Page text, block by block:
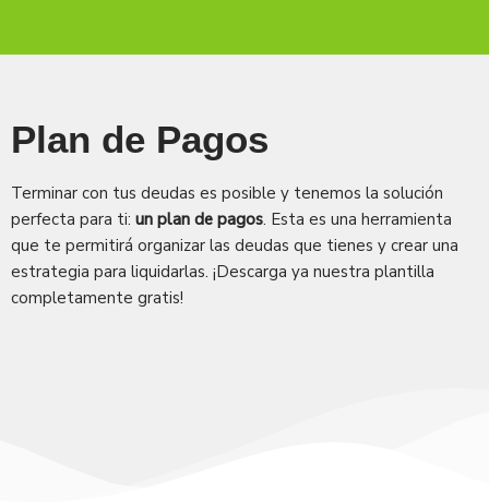
Saltar
Plan de Pagos
Terminar con tus deudas es posible y tenemos la solución
perfecta para ti: un plan de pagos. Esta es una herramienta
que te permitirá organizar las deudas que tienes y crear una
estrategia para liquidarlas. ¡Descarga ya nuestra plantilla
completamente gratis!